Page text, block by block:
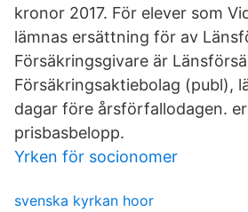
kronor 2017. För elever som
lämnas ersättning för av
Försäkringsgivare är
Försäkringsaktiebolag (publ),
dagar före årsförfallodagen.
prisbasbelopp.
Yrken för socionomer
svenska kyrkan hoor